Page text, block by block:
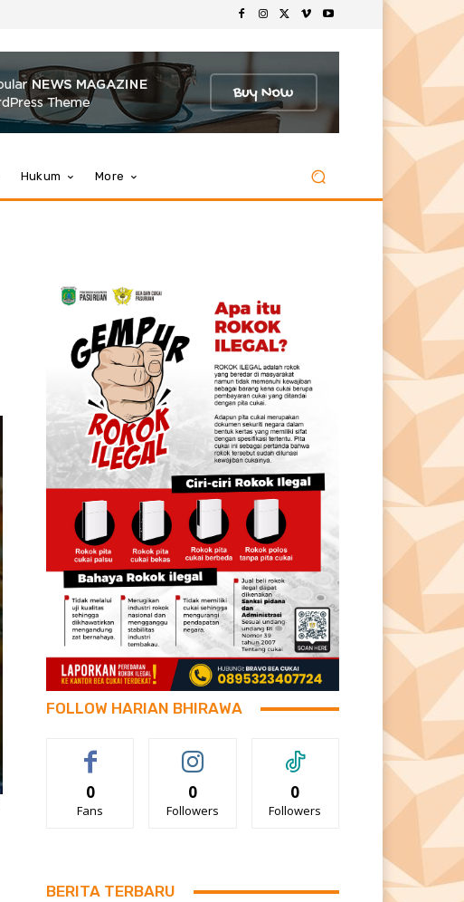
Hukum More
FOLLOW HARIAN BHIRAWA
0
Fans
0
Followers
0
Followers
BERITA TERBARU